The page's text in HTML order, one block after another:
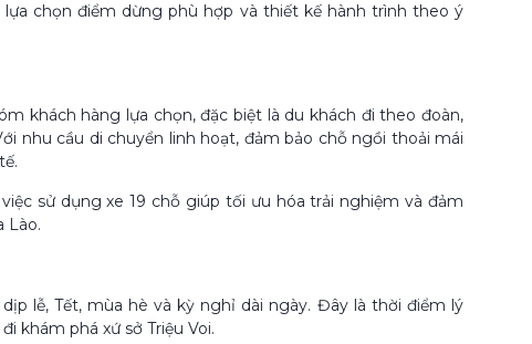
lựa chọn điểm dừng phù hợp và thiết kế hành trình theo ý
khách hàng lựa chọn, đặc biệt là du khách đi theo đoàn,
nhu cầu di chuyển linh hoạt, đảm bảo chỗ ngồi thoải mái
sử dụng xe 19 chỗ giúp tối ưu hóa trải nghiệm và đảm
Lào.
lễ, Tết, mùa hè và kỳ nghỉ dài ngày. Đây là thời điểm lý
khám phá xứ sở Triệu Voi.